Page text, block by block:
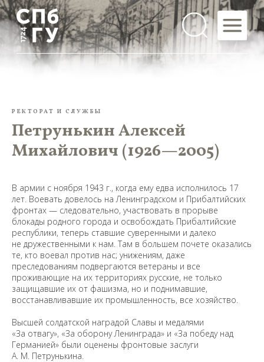
РЕКТОРАТ И СЛУЖБЫ
Петрунькин Алексей
Михайлович (1926—2005)
В армии с ноября 1943 г., когда ему едва исполнилось 17
лет. Воевать довелось на Ленинградском и Прибалтийских
фронтах — следовательно, участвовать в прорыве
блокады родного города и освобождать Прибалтийские
республики, теперь ставшие суверенными и далеко
не дружественными к нам. Там в большем почете оказались
те, кто воевал против нас; унижениям, даже
преследованиям подвергаются ветераны и все
проживающие на их территориях русские, не только
защищавшие их от фашизма, но и поднимавшие,
восстанавливавшие их промышленность, все хозяйство.
Высшей солдатской наградой Славы и медалями
«За отвагу», «За оборону Ленинграда» и «За победу над
Германией» были оценены фронтовые заслуги
А. М. Петрунькина.